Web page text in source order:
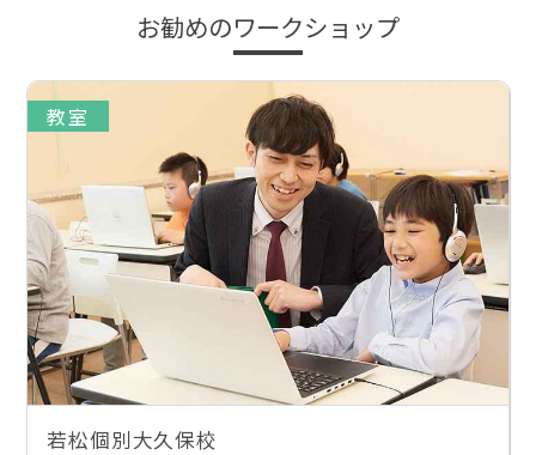
お勧めのワークショップ
教室
若松個別大久保校